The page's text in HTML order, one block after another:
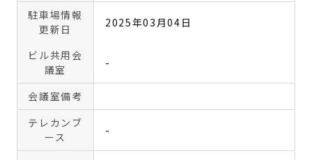
駐車場情報
更新日
2025年03月04日
ビル共用会
議室
-
会議室備考
テレカンブ
ース
-